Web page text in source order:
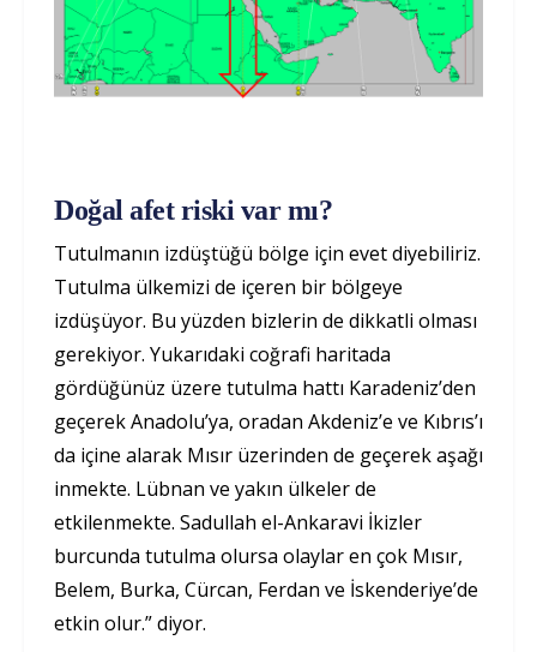
Doğal afet riski var mı?
Tutulmanın izdüştüğü bölge için evet diyebiliriz.
Tutulma ülkemizi de içeren bir bölgeye
izdüşüyor. Bu yüzden bizlerin de dikkatli olması
gerekiyor. Yukarıdaki coğrafi haritada
gördüğünüz üzere tutulma hattı Karadeniz’den
geçerek Anadolu’ya, oradan Akdeniz’e ve Kıbrıs’ı
da içine alarak Mısır üzerinden de geçerek aşağı
inmekte. Lübnan ve yakın ülkeler de
etkilenmekte. Sadullah el-Ankaravi İkizler
burcunda tutulma olursa olaylar en çok Mısır,
Belem, Burka, Cürcan, Ferdan ve İskenderiye’de
etkin olur.” diyor.